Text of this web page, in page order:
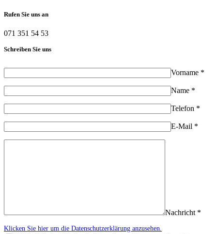
Rufen Sie uns an
071 351 54 53
Schreiben Sie uns
Vorname *
Name *
Telefon *
E-Mail *
Nachricht *
Klicken Sie hier um die Datenschutzerklärung anzusehen.